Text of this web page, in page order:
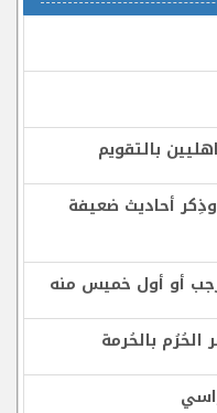
بالتقويم
أحاديث ضعيفة
رجب أو أول خميس منه
بالحُرمة